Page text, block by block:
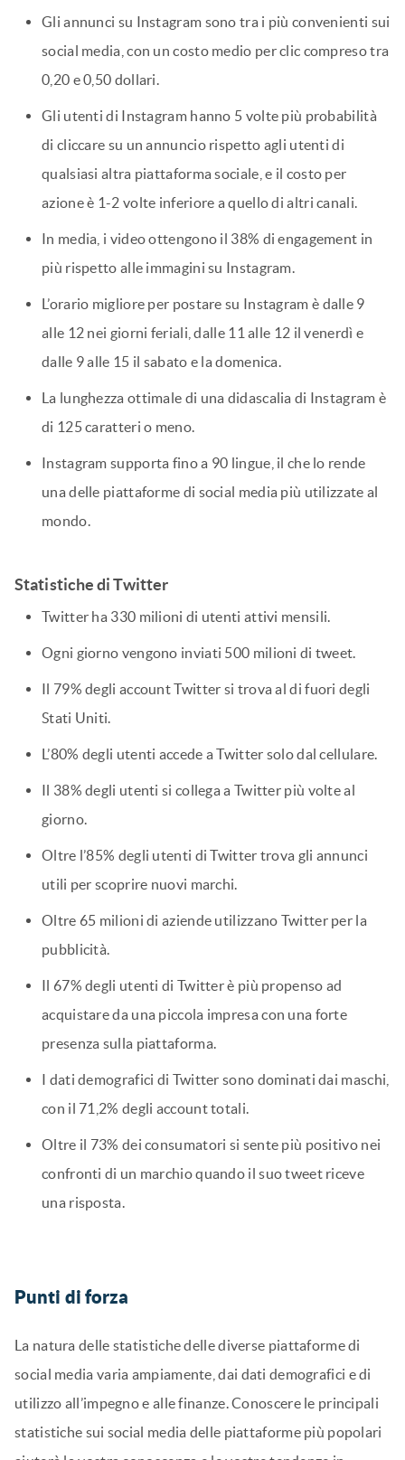
Gli annunci su Instagram sono tra i più convenienti sui
social media, con un costo medio per clic compreso tra
0,20 e 0,50 dollari.
Gli utenti di Instagram hanno 5 volte più probabilità
di cliccare su un annuncio rispetto agli utenti di
qualsiasi altra piattaforma sociale, e il costo per
azione è 1-2 volte inferiore a quello di altri canali.
In media, i video ottengono il 38% di engagement in
più rispetto alle immagini su Instagram.
L’orario migliore per postare su Instagram è dalle 9
alle 12 nei giorni feriali, dalle 11 alle 12 il venerdì e
dalle 9 alle 15 il sabato e la domenica.
La lunghezza ottimale di una didascalia di Instagram è
di 125 caratteri o meno.
Instagram supporta fino a 90 lingue, il che lo rende
una delle piattaforme di social media più utilizzate al
mondo.
Statistiche di Twitter
Twitter ha 330 milioni di utenti attivi mensili.
Ogni giorno vengono inviati 500 milioni di tweet.
Il 79% degli account Twitter si trova al di fuori degli
Stati Uniti.
L’80% degli utenti accede a Twitter solo dal cellulare.
Il 38% degli utenti si collega a Twitter più volte al
giorno.
Oltre l’85% degli utenti di Twitter trova gli annunci
utili per scoprire nuovi marchi.
Oltre 65 milioni di aziende utilizzano Twitter per la
pubblicità.
Il 67% degli utenti di Twitter è più propenso ad
acquistare da una piccola impresa con una forte
presenza sulla piattaforma.
I dati demografici di Twitter sono dominati dai maschi,
con il 71,2% degli account totali.
Oltre il 73% dei consumatori si sente più positivo nei
confronti di un marchio quando il suo tweet riceve
una risposta.
Punti di forza
La natura delle statistiche delle diverse piattaforme di
social media varia ampiamente, dai dati demografici e di
utilizzo all’impegno e alle finanze. Conoscere le principali
statistiche sui social media delle piattaforme più popolari